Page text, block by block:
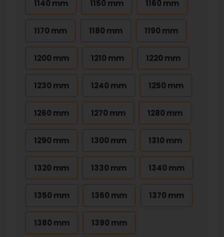
1140 mm 1150 mm 1160 mm
1170 mm 1180 mm 1190 mm
1200 mm 1210 mm 1220 mm
1230 mm 1240 mm 1250 mm
1260 mm 1270 mm 1280 mm
1290 mm 1300 mm 1310 mm
1320 mm 1330 mm 1340 mm
1350 mm 1360 mm 1370 mm
1380 mm 1390 mm